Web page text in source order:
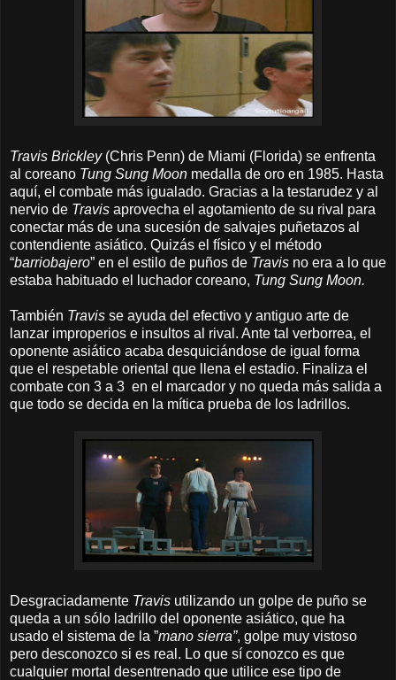
Travis Brickley (Chris Penn) de Miami (Florida) se enfrenta
al coreano Tung Sung Moon medalla de oro en 1985. Hasta
aquí, el combate más igualado. Gracias a la testarudez y al
nervio de Travis aprovecha el agotamiento de su rival para
conectar más de una sucesión de salvajes puñetazos al
contendiente asiático. Quizás el físico y el método
“barriobajero” en el estilo de puños de Travis no era a lo que
estaba habituado el luchador coreano, Tung Sung Moon.
También Travis se ayuda del efectivo y antiguo arte de
lanzar improperios e insultos al rival. Ante tal verborrea, el
oponente asiático acaba desquiciándose de igual forma
que el respetable oriental que llena el estadio. Finaliza el
combate con 3 a 3 en el marcador y no queda más salida a
que todo se decida en la mítica prueba de los ladrillos.
Desgraciadamente Travis utilizando un golpe de puño se
queda a un sólo ladrillo del oponente asiático, que ha
usado el sistema de la ”mano sierra”, golpe muy vistoso
pero desconozco si es real. Lo que sí conozco es que
cualquier mortal desentrenado que utilice ese tipo de